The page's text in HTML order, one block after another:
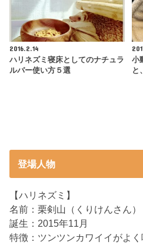
2016.2.14
ハリネズミ寝床としてのナチュラ
ルバー使い方５選
小
と
登場人物
【ハリネズミ】
名前：栗剣山（くりけんさん）
誕生：2015年11月
特徴：ツンツンカワイイがよ